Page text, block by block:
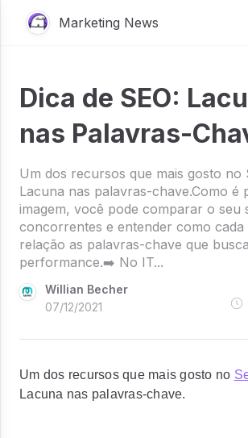
Marketing News
Dica de SEO:
nas Palavras-
Um dos recursos que mais gosto no
Lacuna nas palavras-chave.Como é
imagem, você pode comparar o seu
concorrentes e entender como cada
relação as palavras-chave que
performance.➡️ No IT...
Willian Becher
07/12/2021
Um dos recursos que mais gosto no
Lacuna nas palavras-chave.